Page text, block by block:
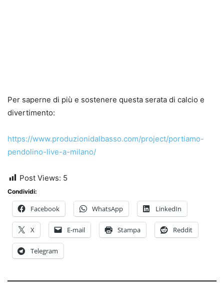
Per saperne di più e sostenere questa serata di calcio e
divertimento:
https://www.produzionidalbasso.com/project/portiamo-
pendolino-live-a-milano/
Post Views: 5
Condividi:
Facebook WhatsApp LinkedIn
X E-mail Stampa Reddit
Telegram